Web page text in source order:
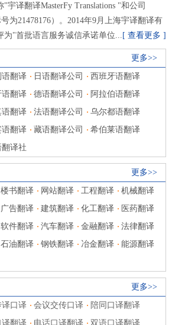
宇译翻译MasterFy Translations "和公司
为21478176）。2014年9月上海宇译翻译有
为"首批语言服务诚信承诺单位... [ 查看更多 ]
更多>>
翻译 日语翻译公司
西班牙语翻译
翻译 德语翻译公司
阿拉伯语翻译
翻译 法语翻译公司
乌尔都语翻译
翻译 藏语翻译公司
希伯莱语翻译
译社
更多>>
楼书翻译 网站翻译 工程翻译
机械翻译
广告翻译 建筑翻译 化工翻译
医药翻译
软件翻译 汽车翻译 金融翻译
法律翻译
石油翻译 钢铁翻译 冶金翻译
能源翻译
更多>>
译口译 会议交传口译
陪同口译翻译
翻译 电话口译翻译 双语口译翻译